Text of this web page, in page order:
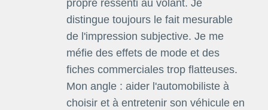
propre ressenti au volant. Je
distingue toujours le fait mesurable
de l'impression subjective. Je me
méfie des effets de mode et des
fiches commerciales trop flatteuses.
Mon angle : aider l'automobiliste à
choisir et à entretenir son véhicule en